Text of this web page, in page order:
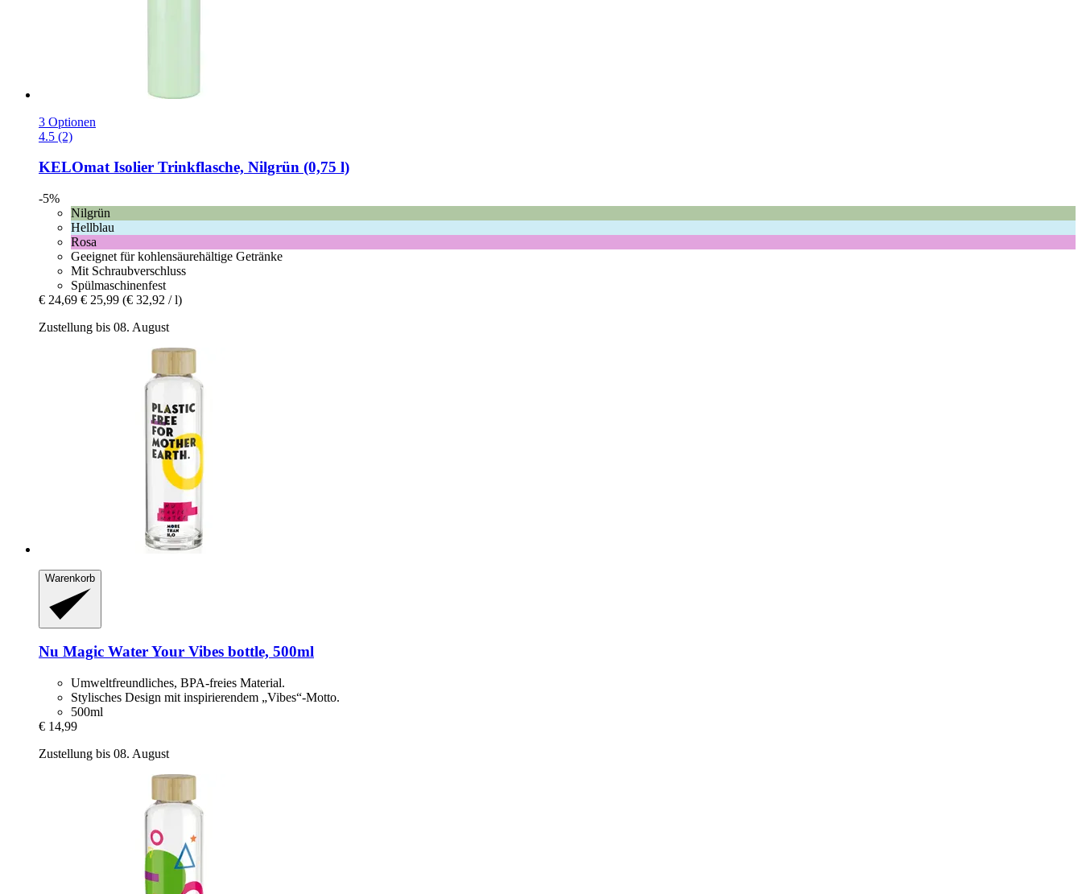
3 Optionen
4.5 (2)
KELOmatIsolier Trinkflasche, Nilgrün (0,75 l)
-5%
Nilgrün
Hellblau
Rosa
Geeignet für kohlensäurehältige Getränke
Mit Schraubverschluss
Spülmaschinenfest
€ 24,69 € 25,99 (€ 32,92 / l)
Zustellung bis 08. August
Warenkorb
Nu Magic WaterYour Vibes bottle, 500ml
Umweltfreundliches, BPA-freies Material.
Stylisches Design mit inspirierendem „Vibes“-Motto.
500ml
€ 14,99
Zustellung bis 08. August